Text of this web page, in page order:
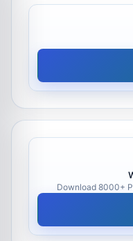
Download 8000+